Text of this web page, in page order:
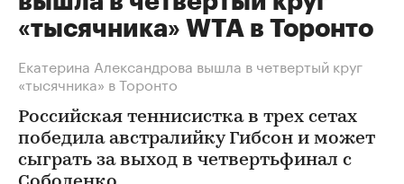
«тысячника» WTA в Торонто
Екатерина Александрова вышла в четвертый круг
«тысячника» в Торонто
Российская теннисистка в трех сетах
победила австралийку Гибсон и может
сыграть за выход в четвертьфинал с